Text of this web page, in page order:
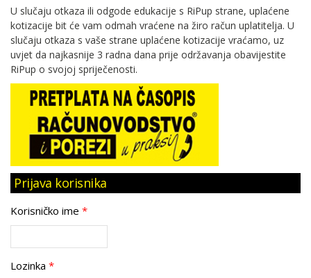
U slučaju otkaza ili odgode edukacije s RiPup strane, uplaćene
kotizacije bit će vam odmah vraćene na žiro račun uplatitelja. U
slučaju otkaza s vaše strane uplaćene kotizacije vraćamo, uz
uvjet da najkasnije 3 radna dana prije održavanja obavijestite
RiPup o svojoj spriječenosti.
Prijava korisnika
Korisničko ime *
Lozinka *